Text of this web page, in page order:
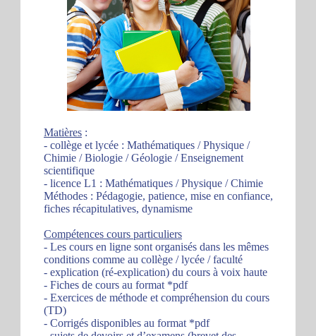
Matières :
- collège et lycée : Mathématiques / Physique /
Chimie / Biologie / Géologie / Enseignement
scientifique
- licence L1 : Mathématiques / Physique / Chimie
Méthodes : Pédagogie, patience, mise en confiance,
fiches récapitulatives, dynamisme
Compétences cours particuliers
- Les cours en ligne sont organisés dans les mêmes
conditions comme au collège / lycée / faculté
- explication (ré-explication) du cours à voix haute
- Fiches de cours au format *pdf
- Exercices de méthode et compréhension du cours
(TD)
- Corrigés disponibles au format *pdf